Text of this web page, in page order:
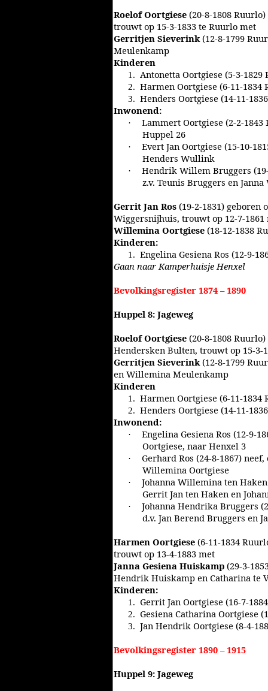
Roelof Oortgiese (20-8-1808
trouwt op 15-3-1833 te Ruurlo met
Gerritjen Sieverink(12-8-1799
Meulenkamp
Kinderen
1. Antonetta Oortgiese (5-3-
2. Harmen Oortgiese (6-11-1834
3. Henders Oortgiese (14-11-
Inwonend:
·
Lammert Oortgiese (2-2-
Huppel 26
·
Evert Jan Oortgiese (15-10-
Henders Wullink
·
Hendrik Willem Bruggers
z.v. Teunis Bruggers en
Gerrit Jan Ros (19-2-1831) geboren
Wiggersnijhuis, trouwt op 12-7-1861
Willemina Oortgiese (18-12-1838
Kinderen:
1. Engelina Gesiena Ros (12-9-
Gaan naar Kamperhuisje Henxel
Bevolkingsregister 1874 – 1890
Huppel 8: Jageweg
Roelof Oortgiese (20-8-1808
Hendersken Bulten, trouwt op 15-3-
Gerritjen Sieverink(12-8-1799
en Willemina Meulenkamp
Kinderen
1. Harmen Oortgiese (6-11-
2. Henders Oortgiese (14-11-
Inwonend:
·
Engelina Gesiena Ros (12-9-
Oortgiese, naar Henxel 3
·
Gerhard Ros (24-8-1867)
Willemina Oortgiese
·
Johanna Willemina ten
Gerrit Jan ten Haken en
·
Johanna Hendrika Bruggers
d.v. Jan Berend Bruggers en
Harmen Oortgiese (6-11-1834
trouwt op 13-4-1883 met
Janna Gesiena Huiskamp (29-3-
Hendrik Huiskamp en Catharina te
Kinderen:
1. Gerrit Jan Oortgiese (16-7-
2. Gesiena Catharina Oortgiese
3. Jan Hendrik Oortgiese (8-4-
Bevolkingsregister 1890 – 1915
Huppel 9: Jageweg